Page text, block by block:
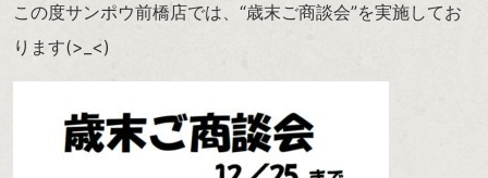
この度サンポウ前橋店では、“歳末ご商談会”を実施してお
ります(>_<)